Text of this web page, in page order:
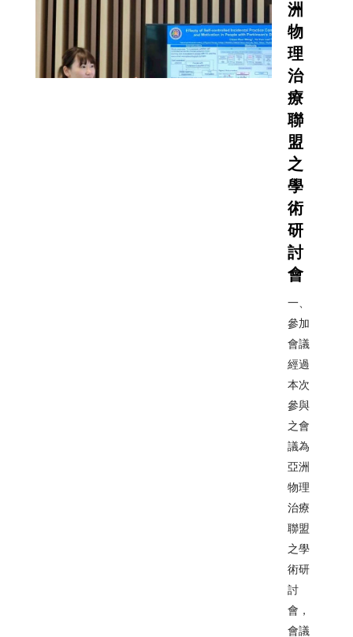
洲
物
理
治
療
聯
盟
之
學
術
研
討
會
一、
參加
會議
經過
本次
參與
之會
議為
亞洲
物理
治療
聯盟
之學
術研
討
會，
會議